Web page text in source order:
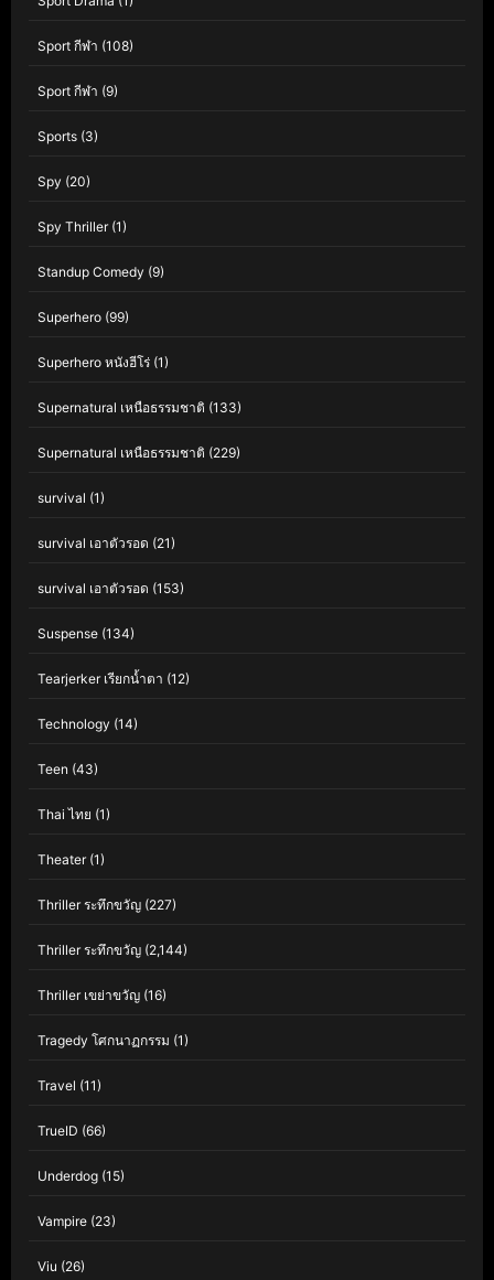
Sport กีฬา (108)
Sport กีฬา (9)
Sports (3)
Spy (20)
Spy Thriller(1)
Standup Comedy (9)
Superhero (99)
Superhero หนังฮีโร่ (1)
Supernatural เหนือธรรมชาติ (133)
Supernatural เหนือธรรมชาติ (229)
survival (1)
survival เอาตัวรอด (21)
survival เอาตัวรอด (153)
Suspense (134)
Tearjerker เรียกน้ำตา (12)
Technology (14)
Teen (43)
Thai ไทย (1)
Theater(1)
Thriller ระทึกขวัญ (227)
Thriller ระทึกขวัญ (2,144)
Thriller เขย่าขวัญ (16)
Tragedy โศกนาฏกรรม (1)
Travel (11)
TrueID (66)
Underdog (15)
Vampire (23)
Viu (26)